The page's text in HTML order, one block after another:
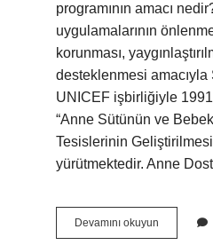
programının amacı
uygulamalarının
korunması,
desteklenmesi amacıyla
UNICEF işbirliğiyle 1991
“Anne Sütünün ve
Tesislerinin
yürütmektedir. Anne
Devamını okuyun
Dostu